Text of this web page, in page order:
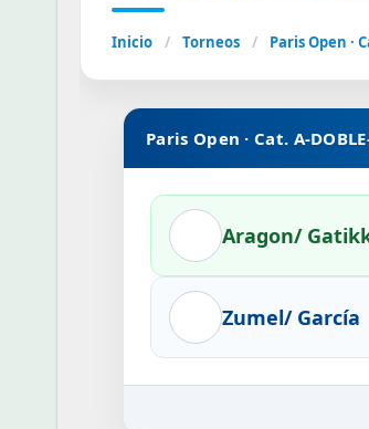
Inicio / Torneos / Paris Open ·
Paris Open · Cat. A-
Aragon/
Zumel/ García